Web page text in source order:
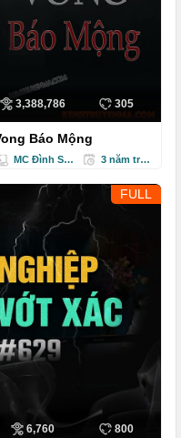
3,388,786 305
Báo Mộng
MC Đình Soạn 3 năm trước
FULL
6,760 800